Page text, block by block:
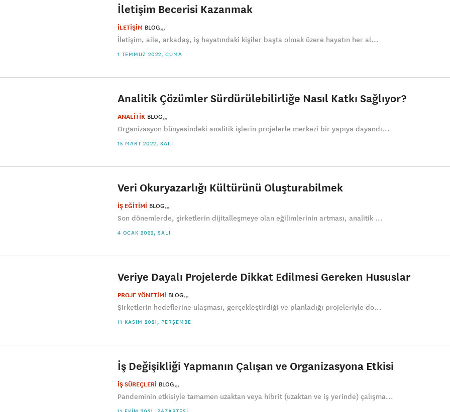
İletişim Becerisi Kazanmak
İLETİŞİM BLOG
İletişim, aile, arkadaş, iş hayatındaki kişiler başta olmak üzere hayatın her al...
1 TEMMUZ 2022, CUMA
Analitik Çözümler Sürdürülebilirliğe Nasıl Katkı Sağlıyor?
ANALİTİK BLOG
Organizasyon bünyesindeki analitik işlerin projelerle merkezi bir yapıya dayandı...
15 MART 2022, SALI
Veri Okuryazarlığı Kültürünü Oluşturabilmek
İŞ EĞİTİMİ BLOG
Son dönemlerde, şirketlerin dijitalleşmeye olan eğilimlerinin artması, analitik ...
4 OCAK 2022, SALI
Veriye Dayalı Projelerde Dikkat Edilmesi Gereken Hususlar
PROJE YÖNETİMİ BLOG
Şirketlerin hedeflerine ulaşması, gerçekleştirdiği ve planladığı projeleriyle do...
11 KASIM 2021, PERŞEMBE
İş Değişikliği Yapmanın Çalışan ve Organizasyona Etkisi
İŞ SÜREÇLERİ BLOG
Pandeminin etkisiyle tamamen uzaktan veya hibrit (uzaktan ve iş yerinde) çalışma...